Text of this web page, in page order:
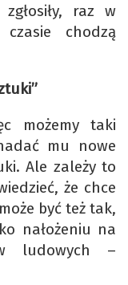
raz w
chodzą
możemy taki
mu nowe
Ale zależy to
że chce
być też tak,
nałożeniu na
ludowych –